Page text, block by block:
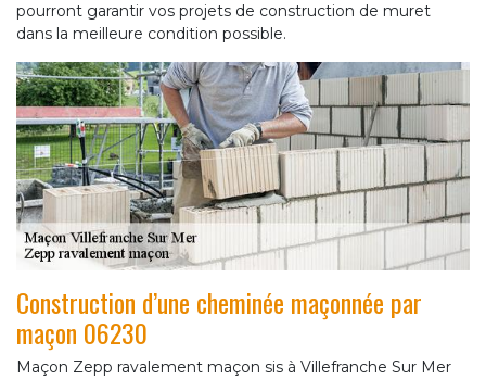
pourront garantir vos projets de construction de muret
dans la meilleure condition possible.
Construction d’une cheminée maçonnée par
maçon 06230
Maçon Zepp ravalement maçon sis à Villefranche Sur Mer